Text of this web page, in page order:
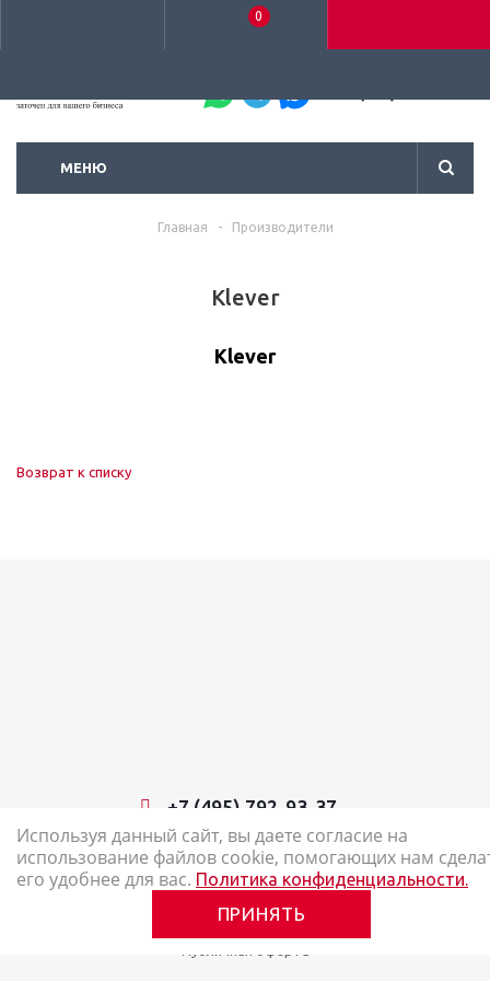
0
МЕНЮ
Главная - Производители
Klever
Klever
Возврат к списку
+7 (495) 792-93-37
2026 © Наш Карандаш: интернет-магазин канцелярских товаров
Карта сайта
Используя данный сайт, вы даете согласие на
использование файлов cookie, помогающих нам
его удобнее для вас. Политика конфиденциальности.
ПРИНЯТЬ